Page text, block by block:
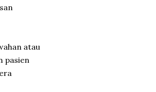
atau
pasien